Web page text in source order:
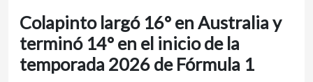
Colapinto largó 16° en Australia y
terminó 14° en el inicio de la
temporada 2026 de Fórmula 1